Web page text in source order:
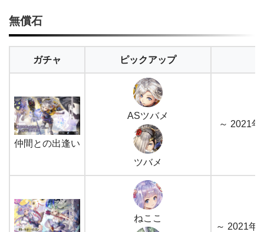
3rd Anniversary
ASフォラン
メリナとの出逢い
1回限定
確定
ロゼッタとの出逢い
1回限定
無償石
ガチャ ピックアップ
仲間との出逢い
ASツバメ
ツバメ
～ 2021
ねここ
～ 2021年